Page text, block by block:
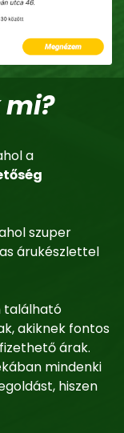
a
szuper
árukészlettel
található
akiknek fontos
árak.
mindenki
hiszen